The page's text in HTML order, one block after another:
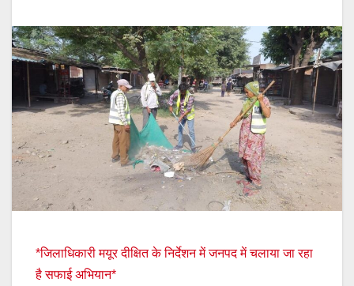
*जिलाधिकारी मयूर दीक्षित के निर्देशन में जनपद में चलाया जा रहा
है सफाई अभियान*